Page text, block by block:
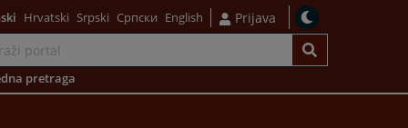
Hrvatski Srpski Српски English Prijava
pretraga